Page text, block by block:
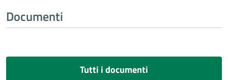
Documenti
Tutti i documenti